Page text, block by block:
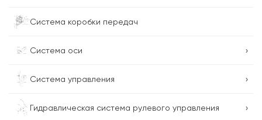
Система коробки передач
Система оси ›
Система управления ›
Гидравлическая система рулевого управления ›